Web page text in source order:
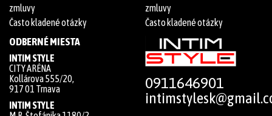
zmluvy
Často kladené otázky
zmluvy
Často kladené otázky
ODBERNÉ MIESTA
INTIM STYLE
CITY ARÉNA
Kollárova 555/20,
917 01 Trnava
INTIM STYLE
0911646901